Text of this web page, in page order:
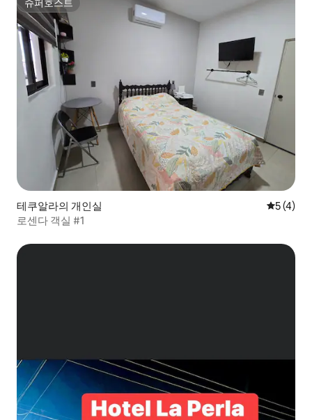
슈퍼호스트
슈퍼호스트
테쿠알라의 개인실 평점 5점
5 (4)
로센다 객실 #1